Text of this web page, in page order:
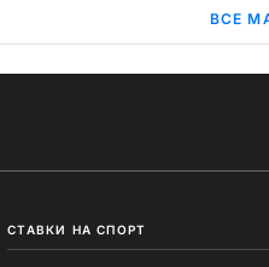
ВСЕ
СТАВКИ НА СПОРТ